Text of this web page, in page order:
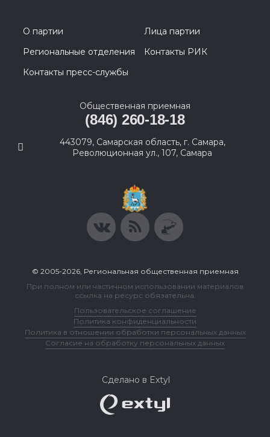
О партии
Лица партии
Региональные отделения
Контакты РИК
Контакты пресс-службы
Общественная приемная
(846) 260-18-18
443079, Самарская область, г. Самара,
Революционная ул., 107, Самара
© 2005-2026, Региональная общественная приемная
При полном или частичном использовании материалов
ссылка на ресурс обязательна.
Пользовательское соглашение
Политика конфиденциальности
Политика в отношении обработки персональных данных
Согласие на обработку персональных данных
Сделано в Extyl